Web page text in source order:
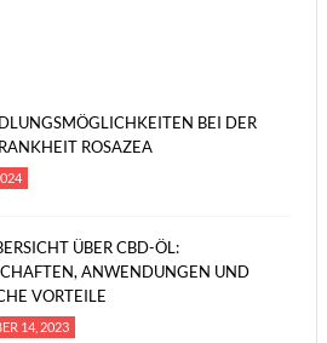
BEI DER
ROSAZEA
ÜBER CBD-ÖL:
ANWENDUNGEN UND
VORTEILE
14, 2023